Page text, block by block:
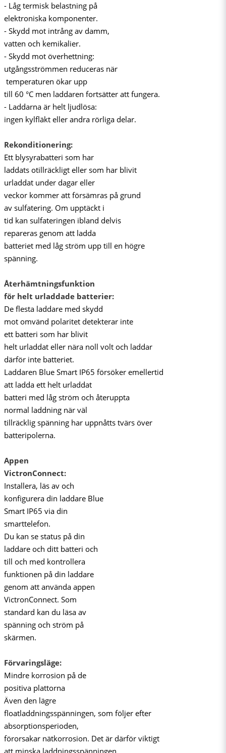
- Låg termisk belastning på
elektroniska komponenter.
- Skydd mot intrång av damm,
vatten och kemikalier.
- Skydd mot överhettning:
utgångsströmmen reduceras när
temperaturen ökar upp
till 60 °C men laddaren fortsätter att fungera.
- Laddarna är helt ljudlösa:
ingen kylfläkt eller andra rörliga delar.
Rekonditionering:
Ett blysyrabatteri som har
laddats otillräckligt eller som har blivit
urladdat under dagar eller
veckor kommer att försämras på grund
av sulfatering. Om upptäckt i
tid kan sulfateringen ibland delvis
repareras genom att ladda
batteriet med låg ström upp till en högre
spänning.
Återhämtningsfunktion
för helt urladdade batterier:
De flesta laddare med skydd
mot omvänd polaritet detekterar inte
ett batteri som har blivit
helt urladdat eller nära noll volt och laddar
därför inte batteriet.
Laddaren Blue Smart IP65 försöker emellertid
att ladda ett helt urladdat
batteri med låg ström och återuppta
normal laddning när väl
tillräcklig spänning har uppnåtts tvärs över
batteripolerna.
Appen
VictronConnect:
Installera, läs av och
konfigurera din laddare Blue
Smart IP65 via din
smarttelefon.
Du kan se status på din
laddare och ditt batteri och
till och med kontrollera
funktionen på din laddare
genom att använda appen
VictronConnect. Som
standard kan du läsa av
spänning och ström på
skärmen.
Förvaringsläge:
Mindre korrosion på de
positiva plattorna
Även den lägre
floatladdningsspänningen, som följer efter
absorptionsperioden,
förorsakar nätkorrosion. Det är därför viktigt
att minska laddningsspänningen